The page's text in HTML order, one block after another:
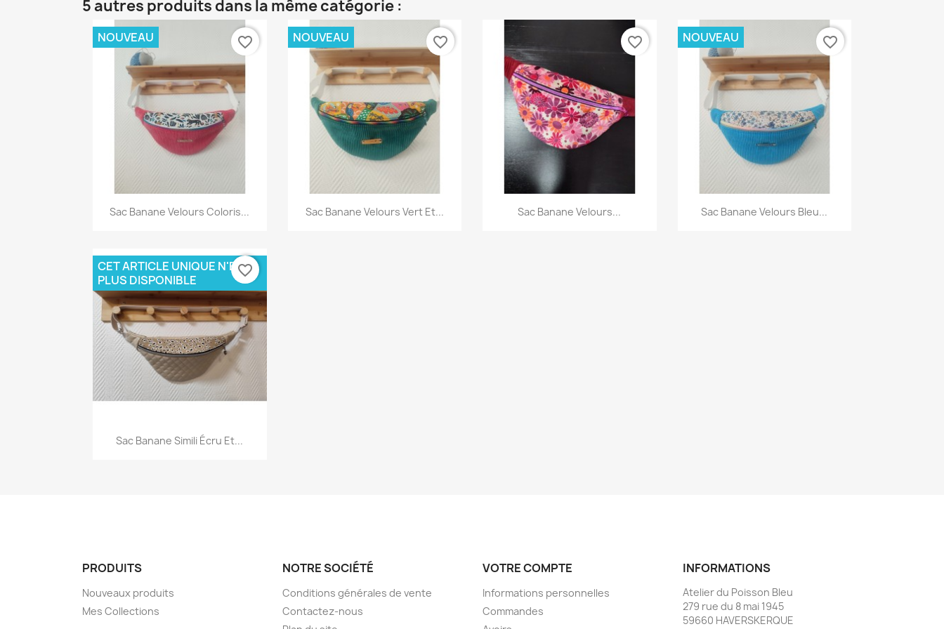
5 autres produits dans la même catégorie :
Aperçu rapide
Sac Banane Velours Coloris...
NOUVEAU favorite_border
Aperçu rapide
Sac Banane Velours Vert Et...
NOUVEAU favorite_border
Aperçu rapide
Sac Banane Velours...
favorite_border
Aperçu rapide
Sac Banane Velours Bleu...
NOUVEAU favorite_border
Aperçu rapide
Sac Banane Simili Écru Et...
CET ARTICLE UNIQUE N'EST
PLUS DISPONIBLE
favorite_border
PRODUITS
Nouveaux produits
Mes Collections
NOTRE SOCIÉTÉ
Conditions générales de vente
Contactez-nous
VOTRE COMPTE
Informations personnelles
Commandes
INFORMATIONS
Atelier du Poisson Bleu
279 rue du 8 mai 1945
59660 HAVERSKERQUE